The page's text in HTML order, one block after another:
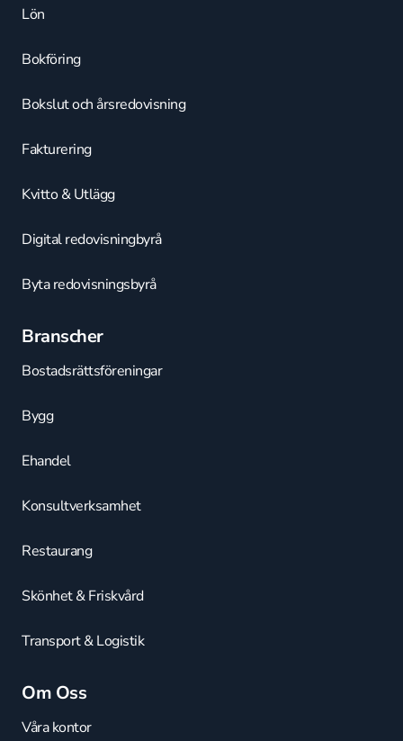
Lön
Bokföring
Bokslut och årsredovisning
Fakturering
Kvitto & Utlägg
Digital redovisningbyrå
Byta redovisningsbyrå
Branscher
Bostadsrättsföreningar
Bygg
Ehandel
Konsultverksamhet
Restaurang
Skönhet & Friskvård
Transport & Logistik
Om Oss
Våra kontor